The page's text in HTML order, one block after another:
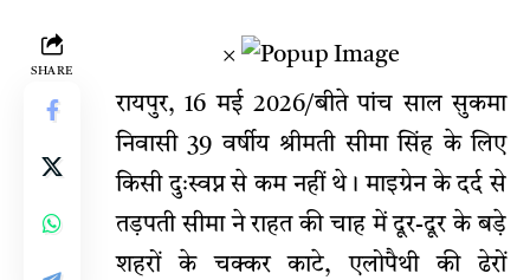
SHARE
×
रायपुर, 16 मई 2026/बीते पांच साल सुकमा
निवासी 39 वर्षीय श्रीमती सीमा सिंह के लिए
किसी दुःस्वप्न से कम नहीं थे। माइग्रेन के दर्द से
तड़पती सीमा ने राहत की चाह में दूर-दूर के बड़े
शहरों के चक्कर काटे, एलोपैथी की ढेरों